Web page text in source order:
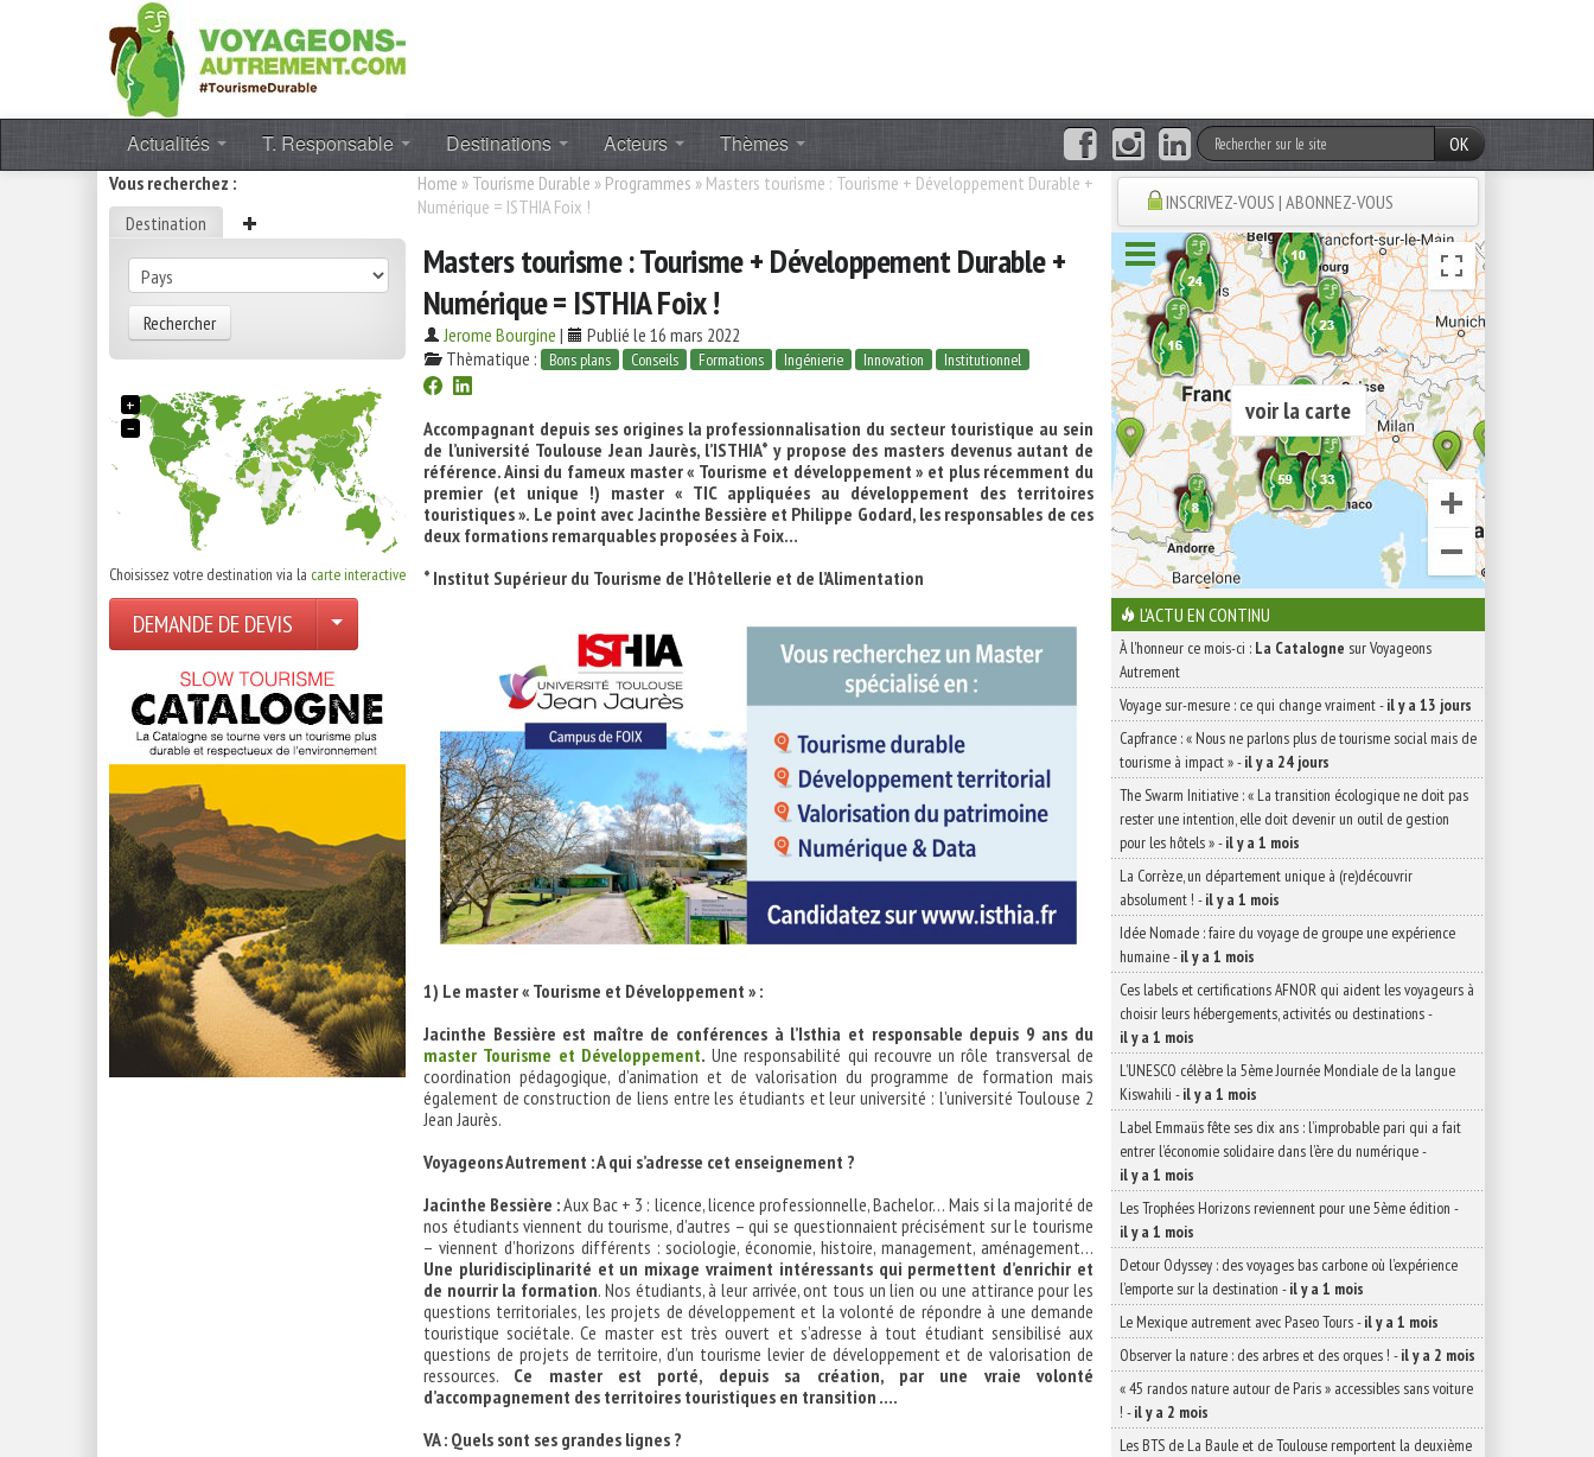
Actualités T. Responsable Destinations Acteurs Thèmes
OK
Vous recherchez :
Destination
Rechercher
+
−
Choisissez votre destination via la carte interactive
DEMANDE DE DEVIS
Home » Tourisme Durable » Programmes » Masters tourisme : Tourisme + Développement Durable +
Numérique = ISTHIA Foix !
Masters tourisme : Tourisme + Développement Durable +
Numérique = ISTHIA Foix !
Jerome Bourgine |
Publié le 16 mars 2022
Thèmatique :
Bons plans Conseils Formations Ingénierie Innovation Institutionnel
Accompagnant depuis ses origines la professionnalisation du secteur touristique au sein
de l’université Toulouse Jean Jaurès, l’ISTHIA* y propose des masters devenus autant de
référence. Ainsi du fameux master « Tourisme et développement » et plus récemment du
premier (et unique !) master « TIC appliquées au développement des territoires
touristiques ». Le point avec Jacinthe Bessière et Philippe Godard, les responsables de ces
deux formations remarquables proposées à Foix…
* Institut Supérieur du Tourisme de l’Hôtellerie et de l’Alimentation
1) Le master « Tourisme et Développement » :
Jacinthe Bessière est maître de conférences à l’Isthia et responsable depuis 9 ans du
master Tourisme et Développement. Une responsabilité qui recouvre un rôle transversal de
coordination pédagogique, d’animation et de valorisation du programme de formation mais
également de construction de liens entre les étudiants et leur université : l’université Toulouse 2
Jean Jaurès.
Voyageons Autrement : A qui s’adresse cet enseignement ?
Jacinthe Bessière :Aux Bac + 3 : licence, licence professionnelle, Bachelor… Mais si la majorité de
nos étudiants viennent du tourisme, d’autres – qui se questionnaient précisément sur le tourisme
– viennent d’horizons différents : sociologie, économie, histoire, management, aménagement…
Une pluridisciplinarité et un mixage vraiment intéressants qui permettent d’enrichir et
de nourrir la formation. Nos étudiants, à leur arrivée, ont tous un lien ou une attirance pour les
questions territoriales, les projets de développement et la volonté de répondre à une demande
touristique sociétale. Ce master est très ouvert et s’adresse à tout étudiant sensibilisé aux
questions de projets de territoire, d’un tourisme levier de développement et de valorisation de
ressources. Ce master est porté, depuis sa création, par une vraie volonté
d’accompagnement des territoires touristiques en transition ….
VA : Quels sont ses grandes lignes ?
INSCRIVEZ-VOUS | ABONNEZ-VOUS
voir la carte
L'ACTU EN CONTINU
À l'honneur ce mois-ci : La Catalogne sur Voyageons
Autrement
Voyage sur-mesure : ce qui change vraiment-il y a 13 jours
Capfrance : « Nous ne parlons plus de tourisme social mais de
tourisme à impact »-il y a 24 jours
The Swarm Initiative : « La transition écologique ne doit pas
rester une intention, elle doit devenir un outil de gestion
pour les hôtels »-il y a 1 mois
La Corrèze, un département unique à (re)découvrir
absolument ! -il y a 1 mois
Idée Nomade : faire du voyage de groupe une expérience
humaine-il y a 1 mois
Ces labels et certifications AFNOR qui aident les voyageurs à
choisir leurs hébergements, activités ou destinations-
il y a 1 mois
L’UNESCO célèbre la 5ème Journée Mondiale de la langue
Kiswahili -il y a 1 mois
Label Emmaüs fête ses dix ans : l’improbable pari qui a fait
entrer l’économie solidaire dans l’ère du numérique-
il y a 1 mois
Les Trophées Horizons reviennent pour une 5ème édition -
il y a 1 mois
Detour Odyssey : des voyages bas carbone où l’expérience
l’emporte sur la destination -il y a 1 mois
Le Mexique autrement avec Paseo Tours-il y a 1 mois
Observer la nature : des arbres et des orques ! -il y a 2 mois
« 45 randos nature autour de Paris » accessibles sans voiture
! -il y a 2 mois
Les BTS de La Baule et de Toulouse remportent la deuxième